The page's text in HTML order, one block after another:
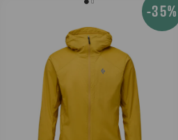
-35%